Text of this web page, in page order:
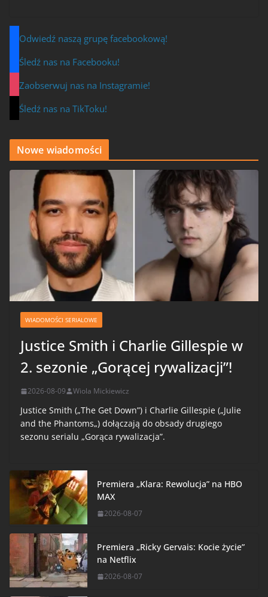
Odwiedź naszą grupę facebookową!
Śledź nas na Facebooku!
Zaobserwuj nas na Instagramie!
Śledź nas na TikToku!
Nowe wiadomości
WIADOMOŚCI SERIALOWE
Justice Smith i Charlie Gillespie w
2. sezonie „Gorącej rywalizacji”!
2026-08-09 Wiola Mickiewicz
Justice Smith („The Get Down”) i Charlie Gillespie („Julie
and the Phantoms„) dołączają do obsady drugiego
sezonu serialu „Gorąca rywalizacja”.
Premiera „Klara: Rewolucja” na HBO
MAX
2026-08-07
Premiera „Ricky Gervais: Kocie życie”
na Netflix
2026-08-07